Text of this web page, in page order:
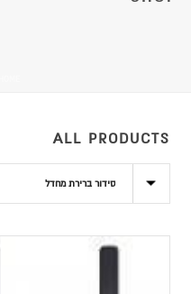
ALL PRODUCTS